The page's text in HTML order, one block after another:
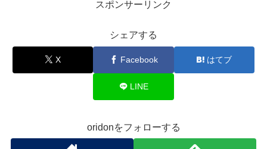
スポンサーリンク
シェアする
X Facebook はてブ
LINE
oridonをフォローする